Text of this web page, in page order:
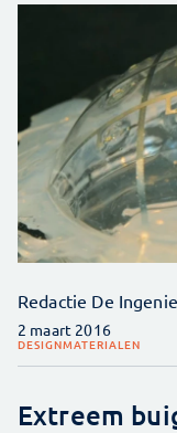
Redactie De
2 maart 2016
DESIGNMATERIALEN
Extreem